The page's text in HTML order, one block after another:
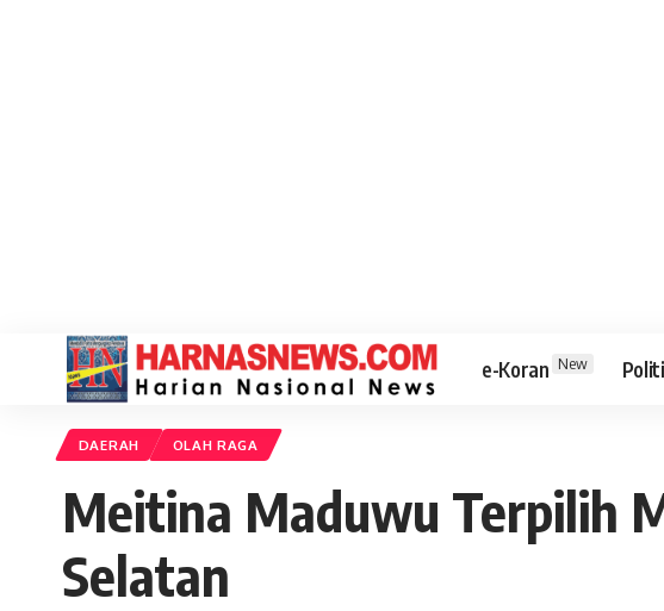
e-Koran New
DAERAH OLAH RAGA
Meitina Maduwu Terpilih
Selatan